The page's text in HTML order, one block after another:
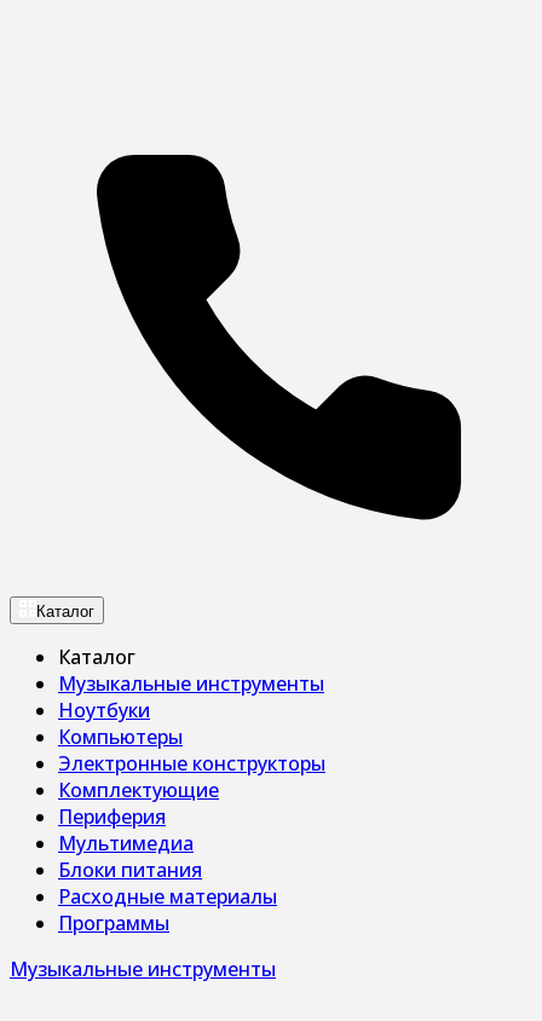
Каталог
Каталог
Музыкальные инструменты
Ноутбуки
Компьютеры
Электронные конструкторы
Комплектующие
Периферия
Мультимедиа
Блоки питания
Расходные материалы
Программы
Музыкальные инструменты